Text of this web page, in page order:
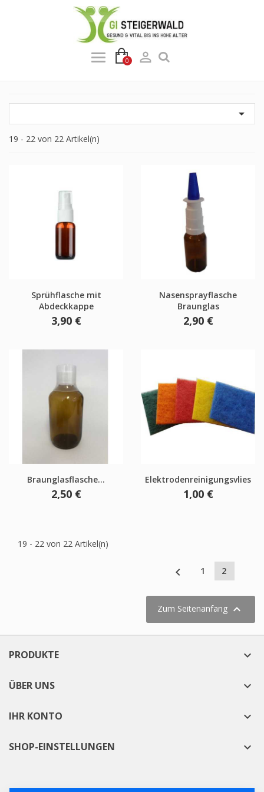
0 

19 - 22 von 22 Artikel(n)
Sprühflasche mit
Abdeckkappe
Preis
3,90 €
Nasensprayflasche
Braunglas
Preis
2,90 €
Braunglasflasche...
Preis
2,50 €
Elektrodenreinigungsvlies
Preis
1,00 €
19 - 22 von 22 Artikel(n)
 1 2
Zum Seitenanfang 
PRODUKTE 
ÜBER UNS 
IHR KONTO 
SHOP-EINSTELLUNGEN 